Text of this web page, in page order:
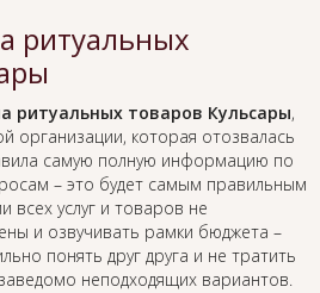
ритуальных
ритуальных товаров Кульсары,
организации, которая отозвалась
самую полную информацию по
– это будет самым правильным
услуг и товаров не
и озвучивать рамки бюджета –
понять друг друга и не тратить
неподходящих вариантов.